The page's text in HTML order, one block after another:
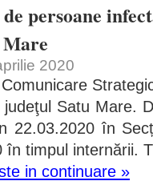
de persoane
2020
Satu Mare.
22.03.2020 în
în timpul internării.
in continuare »